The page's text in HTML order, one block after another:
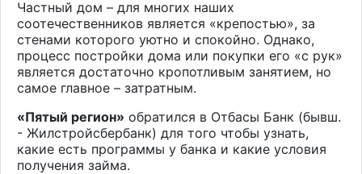
Частный дом – для многих наших
соотечественников является «крепостью», за
стенами которого уютно и спокойно. Однако,
процесс постройки дома или покупки его «с рук»
является достаточно кропотливым занятием, но
самое главное – затратным.
«Пятый регион» обратился в Отбасы Банк (бывш.
- Жилстройсбербанк) для того чтобы узнать,
какие есть программы у банка и какие условия
получения займа.